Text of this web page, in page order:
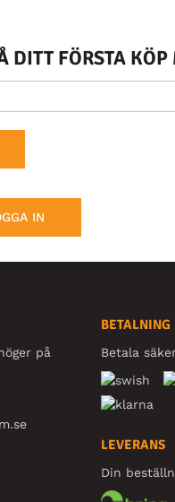
DITT FÖRSTA
IN
på
BETALNING
Betala
LEVERANS
Din